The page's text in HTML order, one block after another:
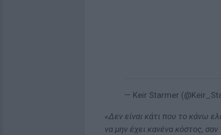
— Keir Starmer
«Δεν είναι κάτι που το κάνω
να μην έχει κανένα κόστος,